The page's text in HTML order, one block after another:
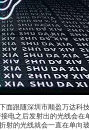
跟随深圳市顺盈万达科
电之后发射出的光线会
的光线就会一直在单向